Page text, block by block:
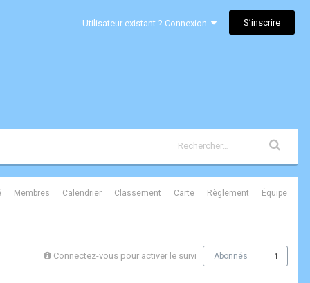
Utilisateur existant ? Connexion S’inscrire
Membres Calendrier Classement Carte Règlement Équipe
Connectez-vous pour activer le suivi Abonnés 1